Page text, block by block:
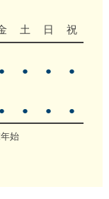
土 日 祝
● ● ● ●
● ● ● ●
始